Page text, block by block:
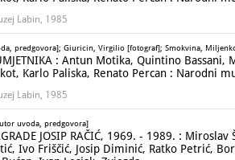
Labin, 1985
predgovora]; Giuricin, Virgilio [fotograf]; Smokvina,
: Antun Motika, Quintino
Karlo Paliska, Renato Percan : Narodni
Labin, 1985
uvoda, predgovora]
JOSIP RAČIĆ, 1969. - 1989. :
Ivo Friščić, Josip Diminić, Ratko Petrić,